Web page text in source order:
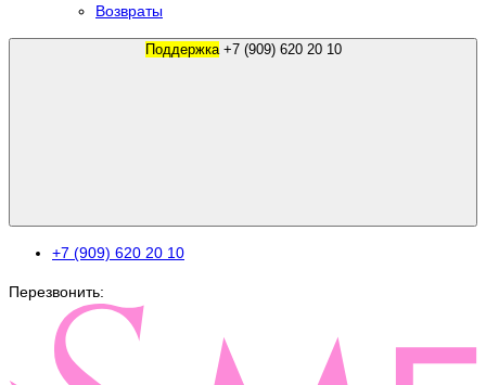
Возвраты
Поддержка +7 (909) 620 20 10
+7 (909) 620 20 10
Перезвонить: